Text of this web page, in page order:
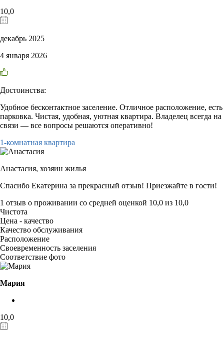
10,0
декабрь 2025
4 января 2026
Достоинства:
Удобное бесконтактное заселение. Отличное расположение, есть
парковка. Чистая, удобная, уютная квартира. Владелец всегда на
связи — все вопросы решаются оперативно!
1-комнатная квартира
Анастасия, хозяин жилья
Спасибо Екатерина за прекрасный отзыв! Приезжайте в гости!
1 отзыв о проживании со средней оценкой 10,0 из 10,0
Чистота
Цена - качество
Качество обслуживания
Расположение
Своевременность заселения
Соответствие фото
Мария
10,0